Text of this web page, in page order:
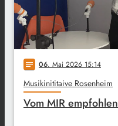
notes 06. Mai 2026 15:14
Musikinititaive Rosenheim
Vom MIR empfohlen